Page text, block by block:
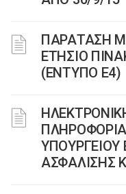
ΠΑΡΑΤΑΣΗ
ΕΤΗΣΙΟ
(ΕΝΤΥΠΟ Ε4)
ΥΠΟΥΡΓΕΙΟΥ
ΑΣΦΑΛΙΣΗΣ